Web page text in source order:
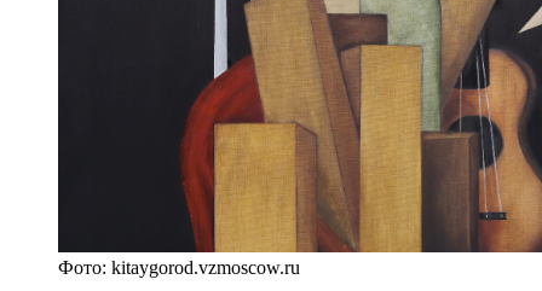
Фото: kitaygorod.vzmoscow.ru